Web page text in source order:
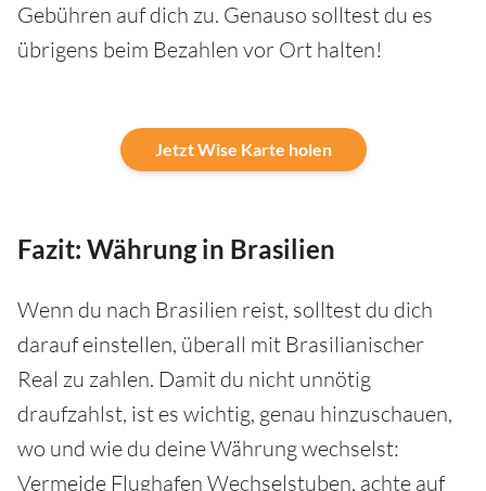
Gebühren auf dich zu. Genauso solltest du es
übrigens beim Bezahlen vor Ort halten!
Jetzt Wise Karte holen
Fazit: Währung in Brasilien
Wenn du nach Brasilien reist, solltest du dich
darauf einstellen, überall mit Brasilianischer
Real zu zahlen. Damit du nicht unnötig
draufzahlst, ist es wichtig, genau hinzuschauen,
wo und wie du deine Währung wechselst:
Vermeide Flughafen Wechselstuben, achte auf